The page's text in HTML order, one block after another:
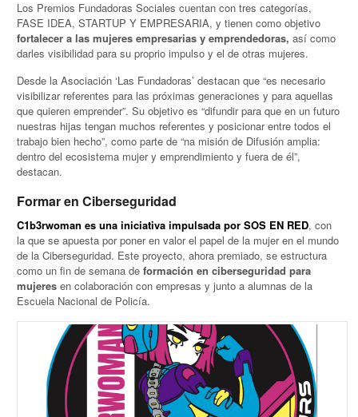
Los Premios Fundadoras Sociales cuentan con tres categorías,
FASE IDEA, STARTUP Y EMPRESARIA, y tienen como objetivo
fortalecer a las mujeres empresarias y emprendedoras, así como
darles visibilidad para su proprio impulso y el de otras mujeres.
Desde la Asociación ‘Las Fundadoras’ destacan que “es necesario
visibilizar referentes para las próximas generaciones y para aquellas
que quieren emprender”. Su objetivo es “difundir para que en un futuro
nuestras hijas tengan muchos referentes y posicionar entre todos el
trabajo bien hecho”, como parte de “na misión de Difusión amplia:
dentro del ecosistema mujer y emprendimiento y fuera de él”,
destacan.
Formar en Ciberseguridad
C1b3rwoman es una iniciativa impulsada por SOS EN RED, con
la que se apuesta por poner en valor el papel de la mujer en el mundo
de la Ciberseguridad. Este proyecto, ahora premiado, se estructura
como un fin de semana deformación en ciberseguridad para
mujeres en colaboración con empresas y junto a alumnas de la
Escuela Nacional de Policía.